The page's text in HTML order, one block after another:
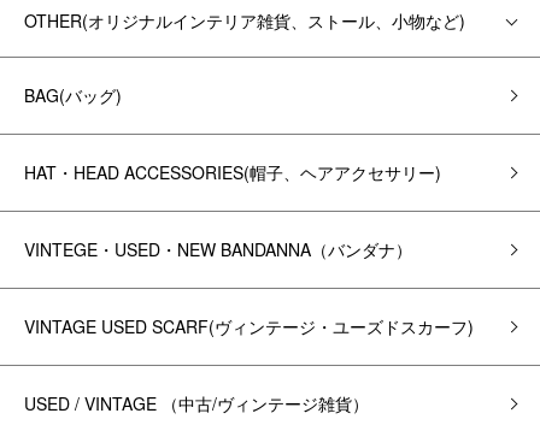
OTHER(オリジナルインテリア雑貨、ストール、小物など)
BAG(バッグ)
HAT・HEAD ACCESSORIES(帽子、ヘアアクセサリー)
VINTEGE・USED・NEW BANDANNA（バンダナ）
VINTAGE USED SCARF(ヴィンテージ・ユーズドスカーフ)
USED / VINTAGE （中古/ヴィンテージ雑貨）